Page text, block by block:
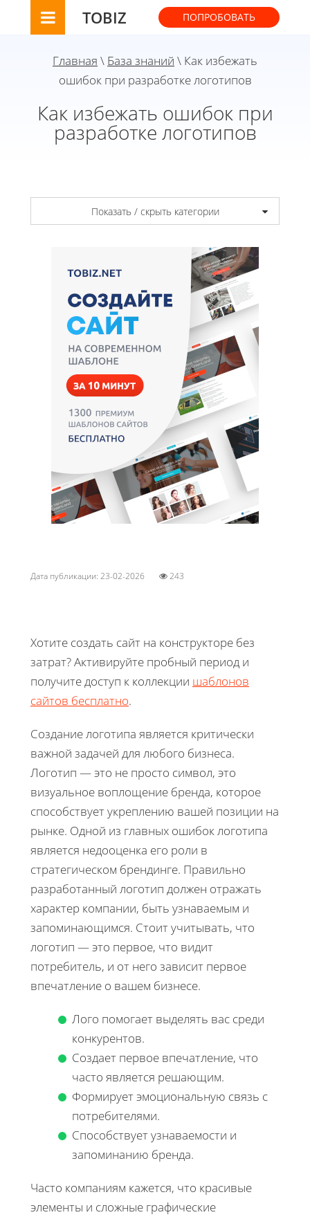
TOBIZ ПОПРОБОВАТЬ
Главная \ База знаний \ Как избежать
ошибок при разработке логотипов
Как избежать ошибок при
разработке логотипов
Показать / скрыть категории
Дата публикации: 23-02-2026 243
Хотите создать сайт на конструкторе без
затрат? Активируйте пробный период и
получите доступ к коллекции шаблонов
сайтов бесплатно.
Создание логотипа является критически
важной задачей для любого бизнеса.
Логотип — это не просто символ, это
визуальное воплощение бренда, которое
способствует укреплению вашей позиции на
рынке. Одной из главных ошибок логотипа
является недооценка его роли в
стратегическом брендинге. Правильно
разработанный логотип должен отражать
характер компании, быть узнаваемым и
запоминающимся. Стоит учитывать, что
логотип — это первое, что видит
потребитель, и от него зависит первое
впечатление о вашем бизнесе.
Лого помогает выделять вас среди
конкурентов.
Создает первое впечатление, что
часто является решающим.
Формирует эмоциональную связь с
потребителями.
Способствует узнаваемости и
запоминанию бренда.
Часто компаниям кажется, что красивые
элементы и сложные графические